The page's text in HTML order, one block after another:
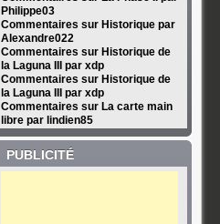
Philippe03
Commentaires sur Historique par
Alexandre022
Commentaires sur Historique de
la Laguna III par xdp
Commentaires sur Historique de
la Laguna III par xdp
Commentaires sur La carte main
libre par lindien85
PUBLICITÉ